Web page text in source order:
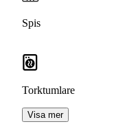
Spis
Torktumlare
Visa mer